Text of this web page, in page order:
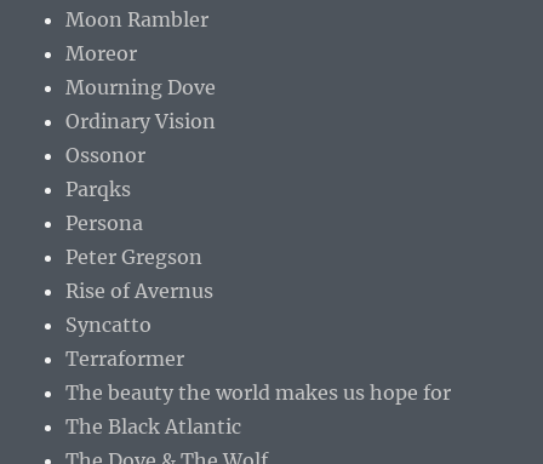
Moon Rambler
Moreor
Mourning Dove
Ordinary Vision
Ossonor
Parqks
Persona
Peter Gregson
Rise of Avernus
Syncatto
Terraformer
The beauty the world makes us hope for
The Black Atlantic